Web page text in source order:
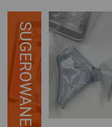
SUGEROWANE